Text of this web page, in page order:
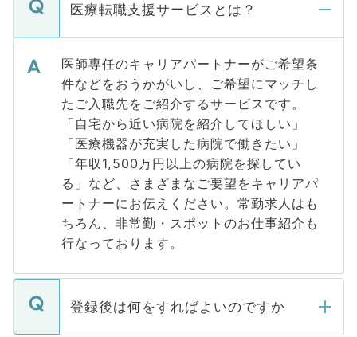
医療転職支援サービスとは？
医師専任のキャリアパートナーがご希望条
件などをおうかがいし、ご希望にマッチし
たご入職先をご紹介するサービスです。
「自宅から近い病院を紹介してほしい」
「医療機器が充実した病院で働きたい」
「年収1,500万円以上の病院を探してい
る」など、さまざまなご要望をキャリアパ
ートナーにお伝えください。常勤求人はも
ちろん、非常勤・スポットのお仕事紹介も
行なっております。
登録後は何をすればよいのですか